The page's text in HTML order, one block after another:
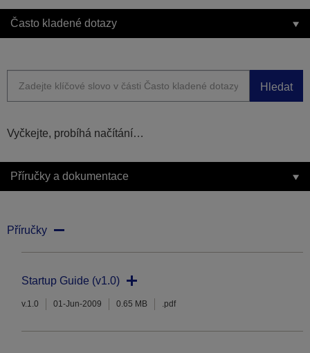
Často kladené dotazy
Hledat
Vyčkejte, probíhá načítání…
Příručky a dokumentace
Příručky
Startup Guide (v1.0)
v.1.0 01-Jun-2009 0.65 MB .pdf